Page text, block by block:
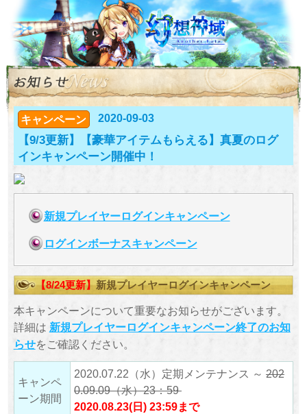
キャンペーン 2020-09-03
【9/3更新】【豪華アイテムもらえる】真夏のログ
インキャンペーン開催中！
新規プレイヤーログインキャンペーン
ログインボーナスキャンペーン
【8/24更新】新規プレイヤーログインキャンペーン
本キャンペーンについて重要なお知らせがございます。
詳細は 新規プレイヤーログインキャンペーン終了のお知
らせをご確認ください。
キャンペ
ーン期間
2020.07.22（水）定期メンテナンス ～ 202
0.09.09（水）23：59
2020.08.23(日) 23:59まで